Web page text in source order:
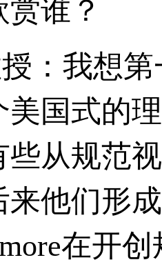
谁？
：我想
美国式的
些从规范
来他们形
在开